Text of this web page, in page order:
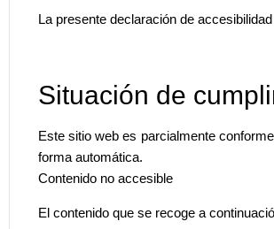
La presente declaración de
Situación de
Este sitio web es parcialmente
forma automática.
Contenido no accesible
El contenido que se recoge a